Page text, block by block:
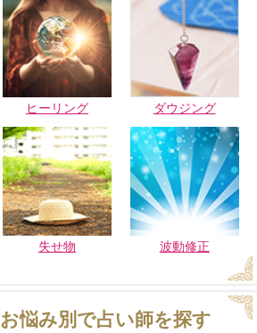
ヒーリング ダウジング
失せ物 波動修正
悩み別で占い師を探す